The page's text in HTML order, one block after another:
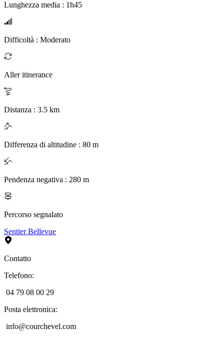
Lunghezza media : 1h45
Difficoltà : Moderato
Aller itinerance
Distanza : 3.5 km
Differenza di altitudine : 80 m
Pendenza negativa : 280 m
Percorso segnalato
Sentier Bellevue
Contatto
Telefono:
04 79 08 00 29
Posta elettronica:
info@courchevel.com